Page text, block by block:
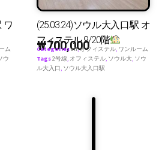
ワ
ム
ウ
(25.03.24)ソウル大入口駅 オ
フィステル 9/20階
₩700,000
Categoriesall,オフィステル, ワンルーム
Tags2号線, オフィステル, ソウル大, ソウ
ル大入口, ソウル大入口駅